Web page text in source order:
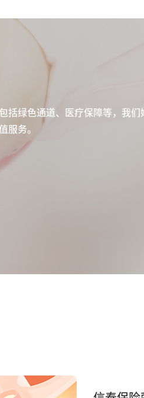
括绿色通道、医疗保障等，我们
服务。